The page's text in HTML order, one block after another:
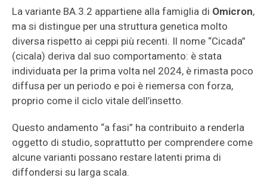
La variante BA.3.2 appartiene alla famiglia di Omicron,
ma si distingue per una struttura genetica molto
diversa rispetto ai ceppi più recenti. Il nome “Cicada”
(cicala) deriva dal suo comportamento: è stata
individuata per la prima volta nel 2024, è rimasta poco
diffusa per un periodo e poi è riemersa con forza,
proprio come il ciclo vitale dell’insetto.
Questo andamento “a fasi” ha contribuito a renderla
oggetto di studio, soprattutto per comprendere come
alcune varianti possano restare latenti prima di
diffondersi su larga scala.